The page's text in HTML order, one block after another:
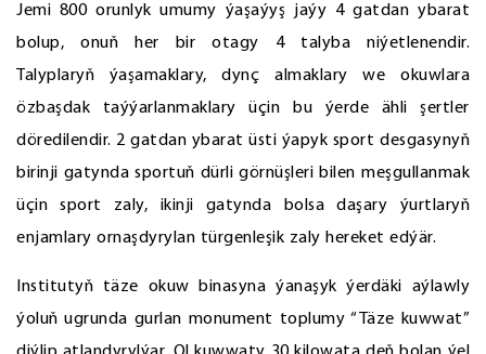
Jemi 800 orunlyk umumy ýaşaýyş jaýy 4 gatdan ybarat
bolup, onuň her bir otagy 4 talyba niýetlenendir.
Talyplaryň ýaşamaklary, dynç almaklary we okuwlara
özbaşdak taýýarlanmaklary üçin bu ýerde ähli şertler
döredilendir. 2 gatdan ybarat üsti ýapyk sport desgasynyň
birinji gatynda sportuň dürli görnüşleri bilen meşgullanmak
üçin sport zaly, ikinji gatynda bolsa daşary ýurtlaryň
enjamlary ornaşdyrylan türgenleşik zaly hereket edýär.
Institutyň täze okuw binasyna ýanaşyk ýerdäki aýlawly
ýoluň ugrunda gurlan monument toplumy “Täze kuwwat”